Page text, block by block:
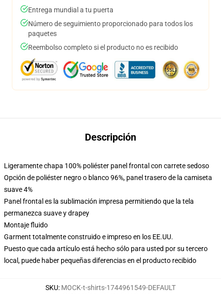
Entrega mundial a tu puerta
Número de seguimiento proporcionado para todos los
paquetes
Reembolso completo si el producto no es recibido
Descripción
Ligeramente chapa 100% poliéster panel frontal con carrete sedoso
Opción de poliéster negro o blanco 96%, panel trasero de la camiseta
suave 4%
Panel frontal es la sublimación impresa permitiendo que la tela
permanezca suave y drapey
Montaje fluido
Garment totalmente construido e impreso en los EE.UU.
Puesto que cada artículo está hecho sólo para usted por su tercero
local, puede haber pequeñas diferencias en el producto recibido
SKU: MOCK-t-shirts-1744961549-DEFAULT